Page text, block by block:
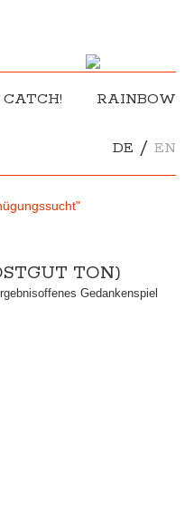
CATCH! RAINBOW
DE / EN
TON)
Gedankenspiel